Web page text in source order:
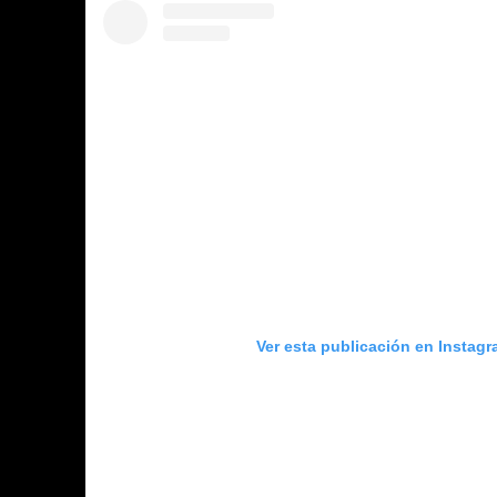
Ver esta publicación en